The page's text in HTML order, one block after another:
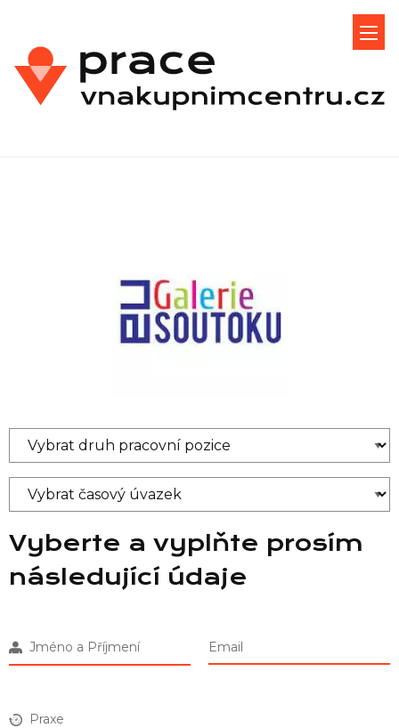
Vyberte a vyplňte prosím
následující údaje
Jméno a Příjmení Email
Praxe